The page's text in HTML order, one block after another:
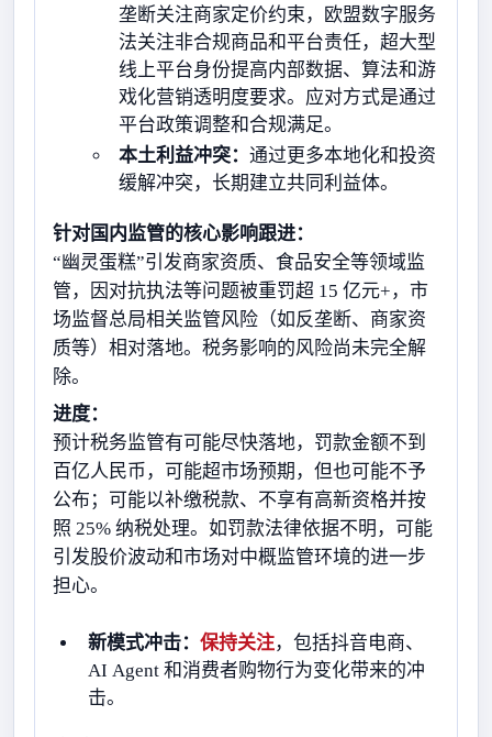
垄断关注商家定价约束，欧盟数字服务
法关注非合规商品和平台责任，超大型
线上平台身份提高内部数据、算法和游
戏化营销透明度要求。应对方式是通过
平台政策调整和合规满足。
本土利益冲突： 通过更多本地化和投资
缓解冲突，长期建立共同利益体。
针对国内监管的核心影响跟进：
“幽灵蛋糕”引发商家资质、食品安全等领域监
管，因对抗执法等问题被重罚超 15 亿元+，市
场监督总局相关监管风险（如反垄断、商家资
质等）相对落地。税务影响的风险尚未完全解
除。
进度：
预计税务监管有可能尽快落地，罚款金额不到
百亿人民币，可能超市场预期，但也可能不予
公布；可能以补缴税款、不享有高新资格并按
照 25% 纳税处理。如罚款法律依据不明，可能
引发股价波动和市场对中概监管环境的进一步
担心。
新模式冲击： 保持关注，包括抖音电商、
AI Agent 和消费者购物行为变化带来的冲
击。